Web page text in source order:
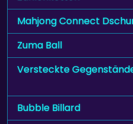
Mahjong Connect
Zuma Ball
Versteckte
Bubble Billard